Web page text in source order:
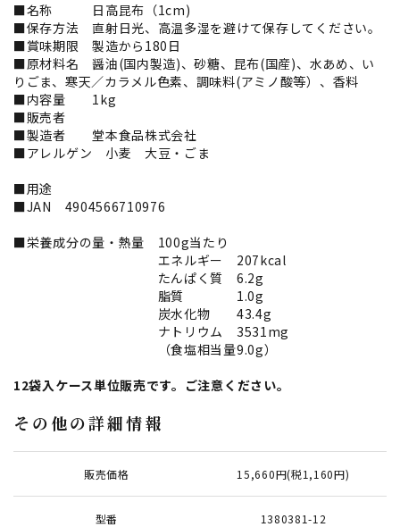
■名称 日高昆布（1cm)
■保存方法 直射日光、高温多湿を避けて保存してください。
■賞味期限 製造から180日
■原材料名 醤油(国内製造)、砂糖、昆布(国産)、水あめ、い
りごま、寒天／カラメル色素、調味料(アミノ酸等）、香料
■内容量 1kg
■販売者
■製造者 堂本食品株式会社
■アレルゲン 小麦 大豆・ごま
■用途
■JAN 4904566710976
■栄養成分の量・熱量 100g当たり
エネルギー 207kcal
たんぱく質 6.2g
脂質 1.0g
炭水化物 43.4g
ナトリウム 3531mg
（食塩相当量9.0g）
12袋入ケース単位販売です。ご注意ください。
その他の詳細情報
販売価格 15,660円(税1,160円)
型番 1380381-12